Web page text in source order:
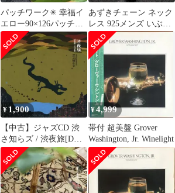
パッチワーク✳︎ 幸福イ
エロー90×126パッチワ
ーク トルコヴィンテ
ージラグ
あずきチェーン ネック
レス 925メンズ いぶし
4mm 50cm シルバー
¥ 1,900
【中古】ジャズCD 渋
さ知らズ / 渋夜旅[DVD
付]
¥4,999
帯付 超美盤 Grover
Washington, Jr. Winelight